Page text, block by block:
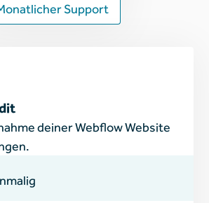
Support
deiner Webflow Website